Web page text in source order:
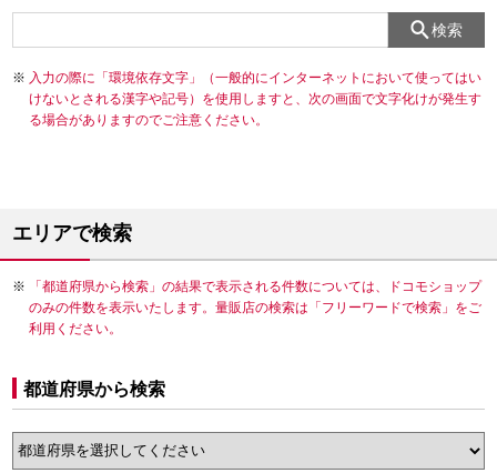
検索
入力の際に「環境依存文字」（一般的にインターネットにおいて使ってはい
けないとされる漢字や記号）を使用しますと、次の画面で文字化けが発生す
る場合がありますのでご注意ください。
エリアで検索
「都道府県から検索」の結果で表示される件数については、ドコモショップ
のみの件数を表示いたします。量販店の検索は「フリーワードで検索」をご
利用ください。
都道府県から検索